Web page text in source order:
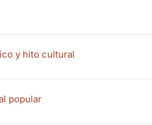
y hito cultural
popular